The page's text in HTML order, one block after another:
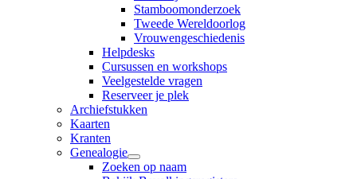
Stamboomonderzoek
Tweede Wereldoorlog
Vrouwengeschiedenis
Helpdesks
Cursussen en workshops
Veelgestelde vragen
Reserveer je plek
Archiefstukken
Kaarten
Kranten
Genealogie
Zoeken op naam